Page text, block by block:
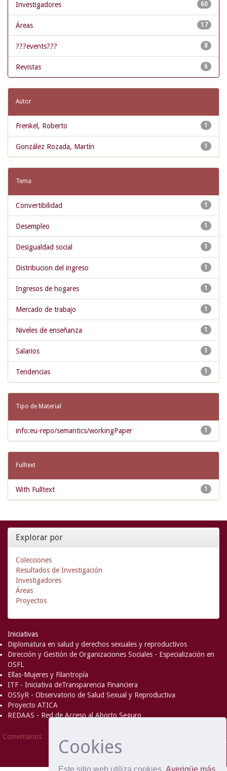
Cookies
60
Investigadores
17
Áreas
8
???events???
6
Revistas
Autor
1
Frenkel, Roberto
1
González Rozada, Martín
Tema
1
Convertibilidad
1
Desempleo
1
Desigualdad social
1
Distribucion del ingreso
1
Ingresos de hogares
1
Mercado de trabajo
1
Niveles de enseñanza
1
Salarios
1
Tendencias
Tipo de Material
1
info:eu-repo/semantics/workingPaper
Fulltext
1
With Fulltext
Explorar por
Colecciones
Resultados de Investigación
Investigadores
Áreas
Proyectos
Iniciativas
Diplomatura en salud y derechos sexuales y reproductivos
Dirección y Gestión de Organizaciones Sociales - Especialización en
OSFL
Ellas-Mujeres y Filantropía
ITF - Iniciativa deTransparencia Financiera
OSSyR - Observatorio de Salud Sexual y Reproductiva
Proyecto ATICA
REDAAS - Red de Acceso al Aborto Seguro
Comentarios
2008 MITandHewlett-Packard
- Extensión mantenida y
optimizado por